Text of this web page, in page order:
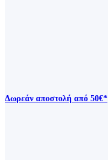
Δωρεάν αποστολή από 50€*